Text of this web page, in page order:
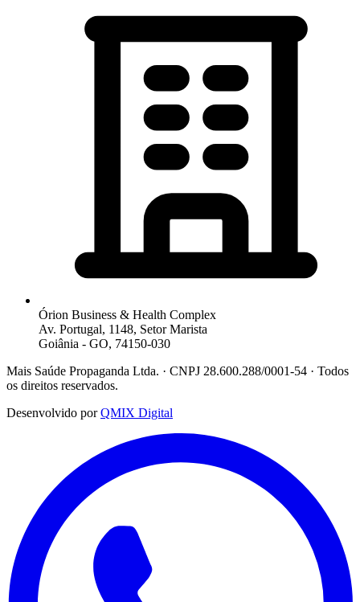
Órion Business & Health Complex
Av. Portugal, 1148, Setor Marista
Goiânia - GO, 74150-030
Mais Saúde Propaganda Ltda. · CNPJ 28.600.288/0001-54 · Todos
os direitos reservados.
Desenvolvido por QMIX Digital